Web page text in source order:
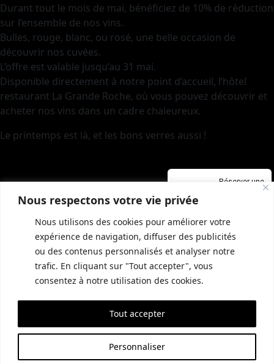
Nous respectons votre vie privée
Nous utilisons des cookies pour améliorer votre
expérience de navigation, diffuser des publicités
ou des contenus personnalisés et analyser notre
trafic. En cliquant sur "Tout accepter", vous
consentez à notre utilisation des cookies.
Personnaliser
Tout accepter
Réserver une table
Réserver une
chambre
Durant tout le mois de mai, bénéficiez de 10% de réduction
sur l’ensemble de nos vins.
Bulles, rouge, blanc, ou rosé, une belle occasion de
découvrir nos cuvées.
L’offre est valable jusqu’au 31 mai.
Disponible directement à notre point d’accueil, l’hôtel
restaurant La Grande Roche, où vous pouvez découvrir et
acheter nos vins dans un cadre chaleureux.
Le printemps est là, et les bons verres aussi !
INFORMATIONS COMPLÉMENTAIRES GUIDE LOCAL
MENTIONS LÉGALES
CONDITIONS GÉNÉRALES DE VENTE (CGV)
POLITIQUE DE CONFIDENTIALITÉ
SITE RÉALISÉ PAR EMPREINTE SEO